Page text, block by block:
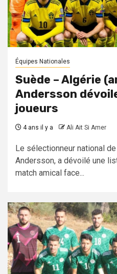
Équipes Nationales
Suède – Algérie
Andersson
joueurs
4 ans il y a Ali Ait Si Amer
Le sélectionneur national
Andersson, a dévoilé une
match amical face...